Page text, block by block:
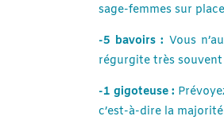
sage-femmes sur
-5 bavoirs : Vous
régurgite très
-1 gigoteuse :
c’est-à-dire la